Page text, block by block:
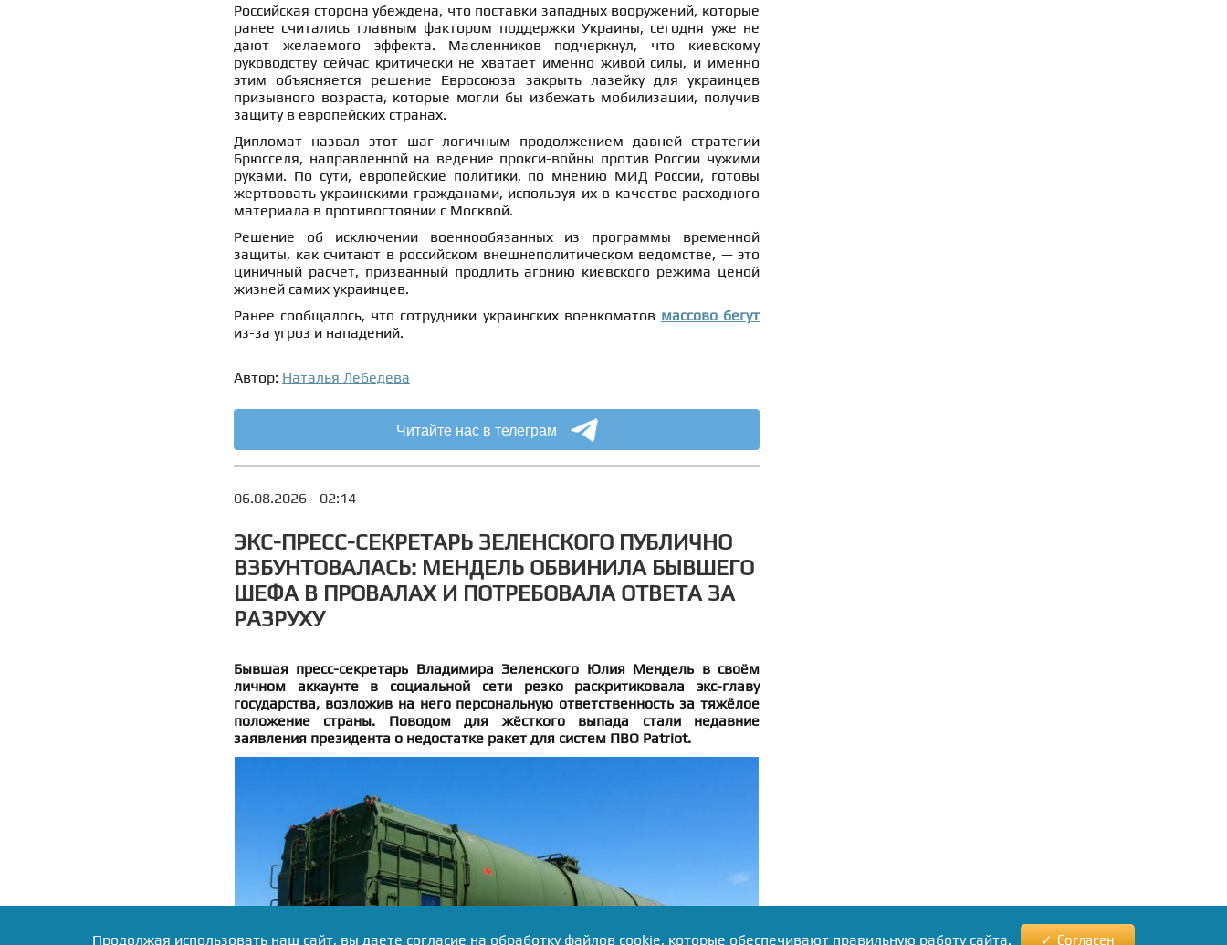
Российская сторона убеждена, что поставки западных вооружений, которые
ранее считались главным фактором поддержки Украины, сегодня уже не
дают желаемого эффекта. Масленников подчеркнул, что киевскому
руководству сейчас критически не хватает именно живой силы, и именно
этим объясняется решение Евросоюза закрыть лазейку для украинцев
призывного возраста, которые могли бы избежать мобилизации, получив
защиту в европейских странах.
Дипломат назвал этот шаг логичным продолжением давней стратегии
Брюсселя, направленной на ведение прокси-войны против России чужими
руками. По сути, европейские политики, по мнению МИД России, готовы
жертвовать украинскими гражданами, используя их в качестве расходного
материала в противостоянии с Москвой.
Решение об исключении военнообязанных из программы временной
защиты, как считают в российском внешнеполитическом ведомстве, — это
циничный расчет, призванный продлить агонию киевского режима ценой
жизней самих украинцев.
Ранее сообщалось, что сотрудники украинских военкоматов массово бегут
из-за угроз и нападений.
Автор: Наталья Лебедева
Читайте нас в телеграм
06.08.2026 - 02:14
ЭКС-ПРЕСС-СЕКРЕТАРЬ ЗЕЛЕНСКОГО ПУБЛИЧНО
ВЗБУНТОВАЛАСЬ: МЕНДЕЛЬ ОБВИНИЛА БЫВШЕГО
ШЕФА В ПРОВАЛАХ И ПОТРЕБОВАЛА ОТВЕТА ЗА
РАЗРУХУ
Бывшая пресс-секретарь Владимира Зеленского Юлия Мендель в своём
личном аккаунте в социальной сети резко раскритиковала экс-главу
государства, возложив на него персональную ответственность за тяжёлое
положение страны. Поводом для жёсткого выпада стали недавние
заявления президента о недостатке ракет для систем ПВО Patriot.
Продолжая использовать наш сайт, вы даете согласие на обработку файлов cookie, которые обеспечивают правильную работу сайта. Согласен